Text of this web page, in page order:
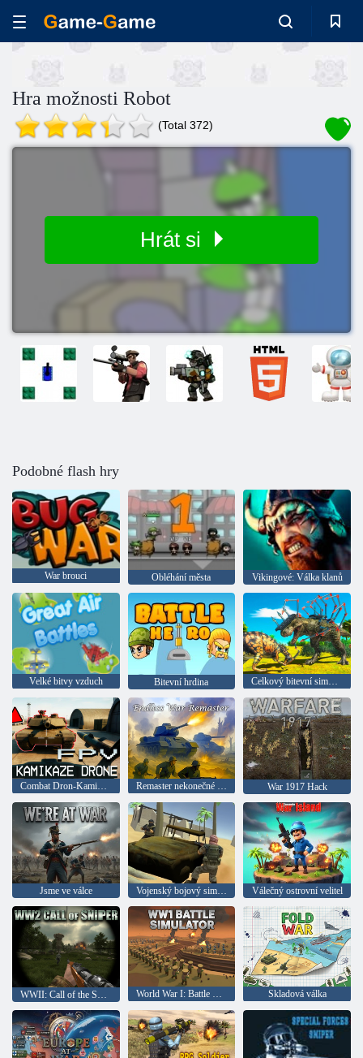
Hra možnosti Robot
(Total 372)
Hrát si
Podobné flash hry
War brouci Obléhání města Vikingové: Válka klanů
Velké bitvy vzduch Bitevní hrdina Celkový bitevní simulátor 2
War 1917 Hack
Jsme ve válce Vojenský bojový simulátor Válečný ostrovní velitel
WWII: Call of the Sniper World War I: Battle Simulator Skladová válka